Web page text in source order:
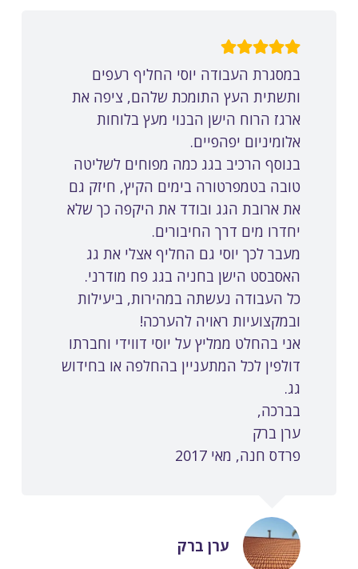
במסגרת העבודה יוסי החליף רעפים
ותשתית העץ התומכת שלהם, ציפה את
ארגז הרוח הישן הבנוי מעץ בלוחות
אלומיניום יפהפיים.
בנוסף הרכיב בגג כמה מפוחים לשליטה
טובה בטמפרטורה בימים הקיץ, חיזק גם
את ארובת הגג ובודד את היקפה כך שלא
יחדרו מים דרך החיבורים.
מעבר לכך יוסי גם החליף אצלי את גג
האסבסט הישן בחניה בגג פח מודרני.
כל העבודה נעשתה במהירות, ביעילות
ובמקצועיות ראויה להערכה!
אני בהחלט ממליץ על יוסי דווידי וחברתו
דולפין לכל המתעניין בהחלפה או בחידוש
גג.
בברכה,
ערן ברק
פרדס חנה, מאי 2017
ערן ברק